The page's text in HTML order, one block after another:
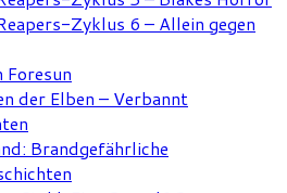
Zyklus 6 – Allein gegen
Foresun
der Elben – Verbannt
Brandgefährliche